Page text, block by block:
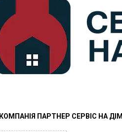
КОМПАНІЯ ПАРТНЕР СЕРВІС НА ДІМ